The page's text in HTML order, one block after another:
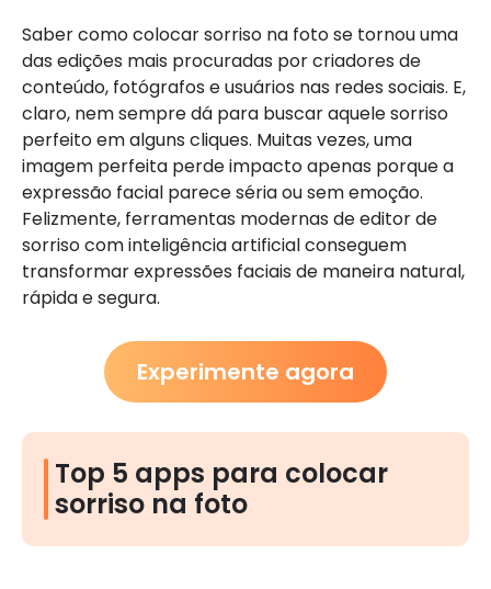
Saber como colocar sorriso na foto se tornou uma
das edições mais procuradas por criadores de
conteúdo, fotógrafos e usuários nas redes sociais. E,
claro, nem sempre dá para buscar aquele sorriso
perfeito em alguns cliques. Muitas vezes, uma
imagem perfeita perde impacto apenas porque a
expressão facial parece séria ou sem emoção.
Felizmente, ferramentas modernas de editor de
sorriso com inteligência artificial conseguem
transformar expressões faciais de maneira natural,
rápida e segura.
Experimente agora
Top 5 apps para colocar
sorriso na foto